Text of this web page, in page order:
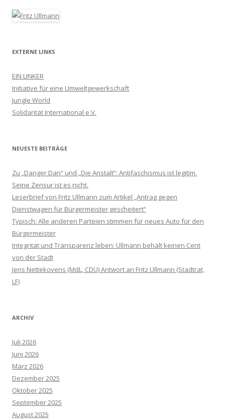
EXTERNE LINKS
EIN LINKER
Initiative für eine Umweltgewerkschaft
Jungle World
Solidarität International e.V.
NEUESTE BEITRÄGE
Zu „Danger Dan“ und „Die Anstalt“: Antifaschismus ist legitim.
Seine Zensur ist es nicht.
Leserbrief von Fritz Ullmann zum Artikel „Antrag gegen
Dienstwagen für Bürgermeister gescheitert“
Typisch: Alle anderen Parteien stimmen für neues Auto für den
Bürgermeister
Integrität und Transparenz leben: Ullmann behält keinen Cent
von der Stadt
Jens Nettekovens (MdL, CDU) Antwort an Fritz Ullmann (Stadtrat,
LF)
ARCHIV
Juli 2026
Juni 2026
März 2026
Dezember 2025
Oktober 2025
September 2025
August 2025